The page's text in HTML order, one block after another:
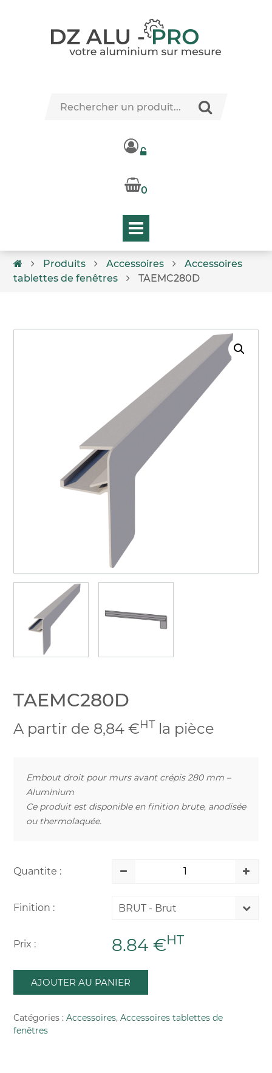
0
Produits Accessoires
Accessoires
tablettes de fenêtres
TAEMC280D
TAEMC280D
A partir de 8,84 €HT la pièce
Embout droit pour murs avant crépis 280 mm –
Aluminium
Ce produit est disponible en finition brute, anodisée
ou thermolaquée.
Quantite :
Finition : BRUT - Brut
Prix : 8.84 €HT
AJOUTER AU PANIER
Catégories : Accessoires, Accessoires tablettes de
fenêtres